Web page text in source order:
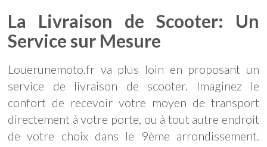
La Livraison de Scooter: Un
Service sur Mesure
Louerunemoto.fr va plus loin en proposant un
service de livraison de scooter. Imaginez le
confort de recevoir votre moyen de transport
directement à votre porte, ou à tout autre endroit
de votre choix dans le 9ème arrondissement.